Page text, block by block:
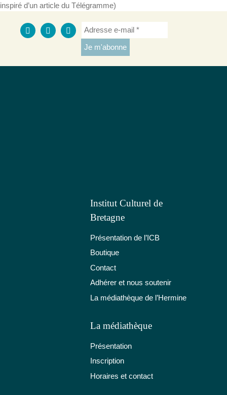
inspiré d’un article du Télégramme)
Institut Culturel de
Bretagne
Présentation de l’ICB
Boutique
Contact
Adhérer et nous soutenir
La médiathèque de l’Hermine
La médiathèque
Présentation
Inscription
Horaires et contact